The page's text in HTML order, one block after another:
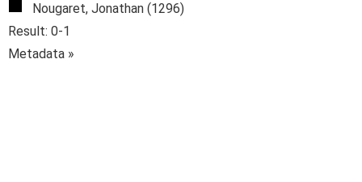
Nougaret, Jonathan (1296)
Result: 0-1
Metadata »